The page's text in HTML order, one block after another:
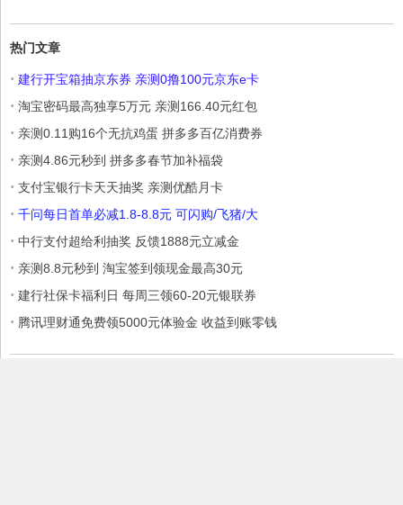
热门文章
· 建行开宝箱抽京东券 亲测0撸100元京东e卡
· 淘宝密码最高独享5万元 亲测166.40元红包
· 亲测0.11购16个无抗鸡蛋 拼多多百亿消费券
· 亲测4.86元秒到 拼多多春节加补福袋
· 支付宝银行卡天天抽奖 亲测优酷月卡
· 千问每日首单必减1.8-8.8元 可闪购/飞猪/大
· 中行支付超给利抽奖 反馈1888元立减金
· 亲测8.8元秒到 淘宝签到领现金最高30元
· 建行社保卡福利日 每周三领60-20元银联券
· 腾讯理财通免费领5000元体验金 收益到账零钱